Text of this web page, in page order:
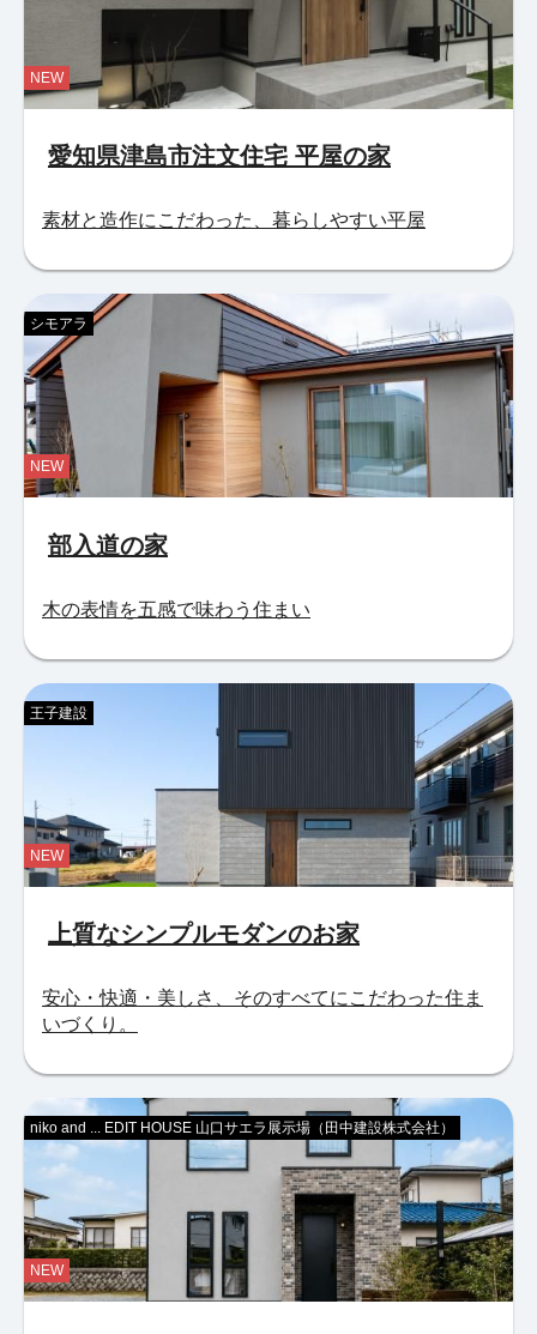
愛知県津島市注文住宅 平屋の家
素材と造作にこだわった、暮らしやすい平屋
NEW
部入道の家
シモアラ
木の表情を五感で味わう住まい
NEW
上質なシンプルモダンのお家
王子建設
安心・快適・美しさ、そのすべてにこだわった住ま
いづくり。
NEW
niko and ... EDIT HOUSE 山口サエラ展示場（田中建設株式会社）
NEW